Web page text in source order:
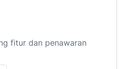
fitur dan penawaran